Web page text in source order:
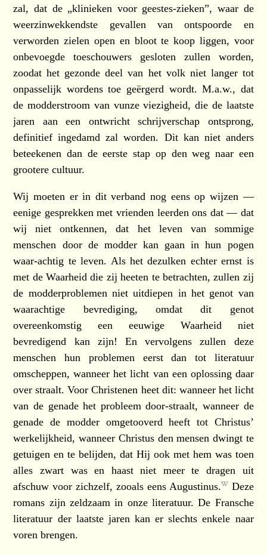
zal, dat de „klinieken voor geestes-zieken”, waar de
weerzinwekkendste gevallen van ontspoorde en
verworden zielen open en bloot te koop liggen, voor
onbevoegde toeschouwers gesloten zullen worden,
zoodat het gezonde deel van het volk niet langer tot
onpasselijk wordens toe geërgerd wordt. M.a.w., dat
de modderstroom van vunze viezigheid, die de laatste
jaren aan een ontwricht schrijverschap ontsprong,
definitief ingedamd zal worden. Dit kan niet anders
beteekenen dan de eerste stap op den weg naar een
grootere cultuur.
Wij moeten er in dit verband nog eens op wijzen —
eenige gesprekken met vrienden leerden ons dat — dat
wij niet ontkennen, dat het leven van sommige
menschen door de modder kan gaan in hun pogen
waar-achtig te leven. Als het dezulken echter ernst is
met de Waarheid die zij heeten te betrachten, zullen zij
de modderproblemen niet uitdiepen in het genot van
waarachtige bevrediging, omdat dit genot
overeenkomstig een eeuwige Waarheid niet
bevredigend kan zijn! En vervolgens zullen deze
menschen hun problemen eerst dan tot literatuur
omscheppen, wanneer het licht van een oplossing daar
over straalt. Voor Christenen heet dit: wanneer het licht
van de genade het probleem door-straalt, wanneer de
genade de modder omgetooverd heeft tot Christus’
werkelijkheid, wanneer Christus den mensen dwingt te
getuigen en te belijden, dat Hij ook met hem was toen
alles zwart was en haast niet meer te dragen uit
afschuw voor zichzelf, zooals eens Augustinus.
Deze
romans zijn zeldzaam in onze literatuur. De Fransche
literatuur der laatste jaren kan er slechts enkele naar
voren brengen.